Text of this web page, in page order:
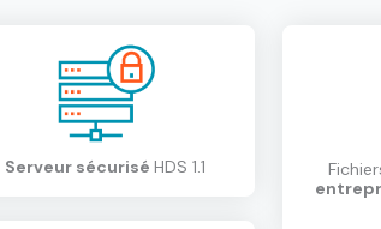
Serveur sécuriséHDS 1.1